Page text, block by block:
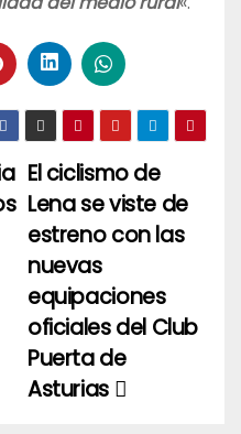
El ciclismo de
Lena se viste de
estreno con las
nuevas
equipaciones
oficiales del Club
Puerta de
Asturias